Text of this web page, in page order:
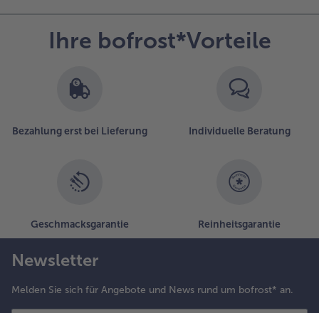
Ihre bofrost*Vorteile
Bezahlung erst bei Lieferung Individuelle Beratung
Geschmacksgarantie Reinheitsgarantie
Newsletter
Melden Sie sich für Angebote und News rund um bofrost* an.